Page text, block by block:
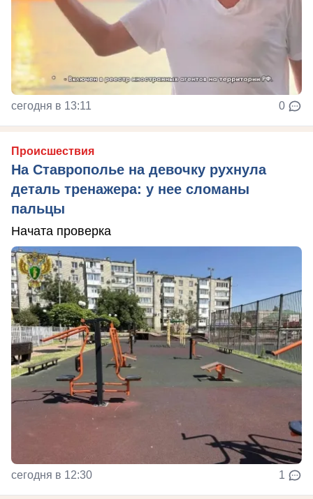
сегодня в 13:11 0
Происшествия
На Ставрополье на девочку рухнула
деталь тренажера: у нее сломаны
пальцы
Начата проверка
сегодня в 12:30 1